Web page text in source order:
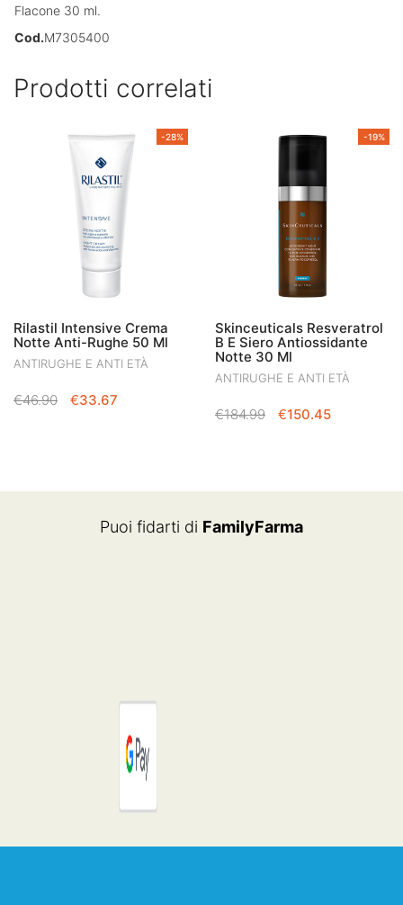
Flacone 30 ml.
Cod.M7305400
Prodotti correlati
-28%
Rilastil Intensive Crema
Notte Anti-Rughe 50 Ml
ANTIRUGHE E ANTI ETÀ
€46.90
IL
€33.67
-19%
Skinceuticals Resveratrol
B E Siero Antiossidante
Notte 30 Ml
ANTIRUGHE E ANTI ETÀ
€184.99
IL
€184.99.
€150.45IL
€150.45.
Puoi fidarti di FamilyFarma